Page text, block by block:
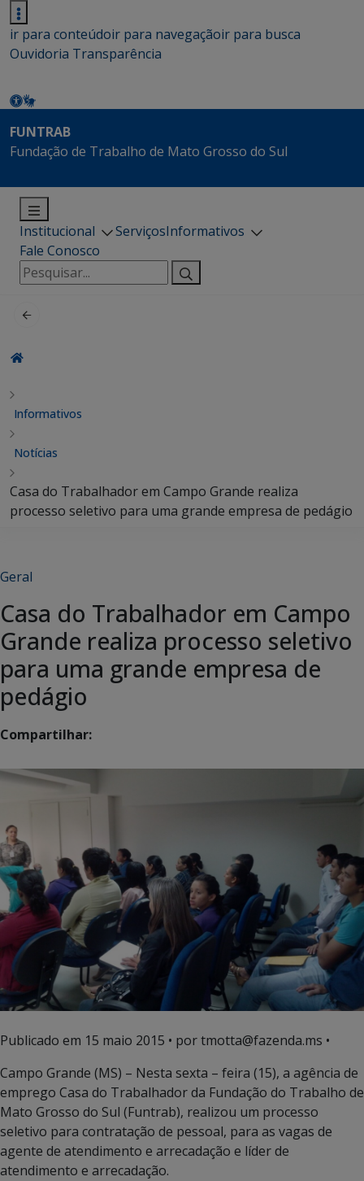
ir para conteúdoir para navegaçãoir para busca
Ouvidoria Transparência
FUNTRAB
Fundação de Trabalho de Mato Grosso do Sul
Institucional ServiçosInformativos
Fale Conosco
Pesquisar
por:
Informativos
Notícias
Casa do Trabalhador em Campo Grande realiza
processo seletivo para uma grande empresa de pedágio
Geral
Casa do Trabalhador em Campo
Grande realiza processo seletivo
para uma grande empresa de
pedágio
Compartilhar:
Publicado em 15 maio 2015 • por tmotta@fazenda.ms •
Campo Grande (MS) – Nesta sexta – feira (15), a agência de
emprego Casa do Trabalhador da Fundação do Trabalho de
Mato Grosso do Sul (Funtrab), realizou um processo
seletivo para contratação de pessoal, para as vagas de
agente de atendimento e arrecadação e líder de
atendimento e arrecadação.